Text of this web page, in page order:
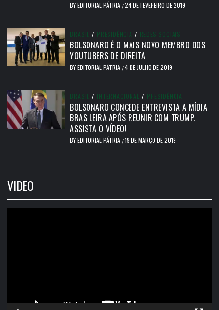
BYEDITORIAL PÁTRIA /24 DE FEVEREIRO DE 2019
BRASIL / PRESIDÊNCIA / REDES SOCIAIS
BOLSONARO É O MAIS NOVO MEMBRO DOS
YOUTUBERS DE DIREITA
BYEDITORIAL PÁTRIA /4 DE JULHO DE 2019
BRASIL / INTERNACIONAL / PRESIDÊNCIA
BOLSONARO CONCEDE ENTREVISTA A MÍDIA
BRASILEIRA APÓS REUNIR COM TRUMP.
ASSISTA O VÍDEO!
BYEDITORIAL PÁTRIA /19 DE MARÇO DE 2019
VIDEO